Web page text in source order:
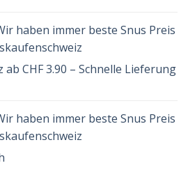
haben immer beste Snus Preis
ab CHF 3.90 – Schnelle Lieferung
haben immer beste Snus Preis